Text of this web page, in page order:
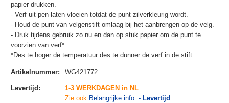
papier drukken.
- Verf uit pen laten vloeien totdat de punt zilverkleurig wordt.
- Houd de punt van velgenstift omlaag bij het aanbrengen op de velg.
- Druk tijdens gebruik zo nu en dan op stuk papier om de punt te
voorzien van verf*
*Des te hoger de temperatuur des te dunner de verf in de stift.
Artikelnummer: WG421772
Levertijd :
1-3 WERKDAGEN in NL
Zie ook Belangrijke info: - Levertijd